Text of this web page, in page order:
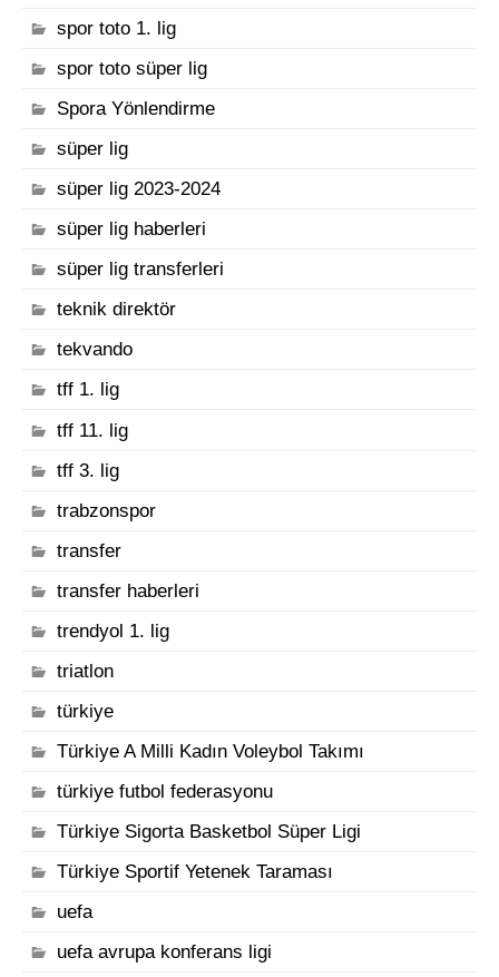
spor toto 1. lig
spor toto süper lig
Spora Yönlendirme
süper lig
süper lig 2023-2024
süper lig haberleri
süper lig transferleri
teknik direktör
tekvando
tff 1. lig
tff 11. lig
tff 3. lig
trabzonspor
transfer
transfer haberleri
trendyol 1. lig
triatlon
türkiye
Türkiye A Milli Kadın Voleybol Takımı
türkiye futbol federasyonu
Türkiye Sigorta Basketbol Süper Ligi
Türkiye Sportif Yetenek Taraması
uefa
uefa avrupa konferans ligi